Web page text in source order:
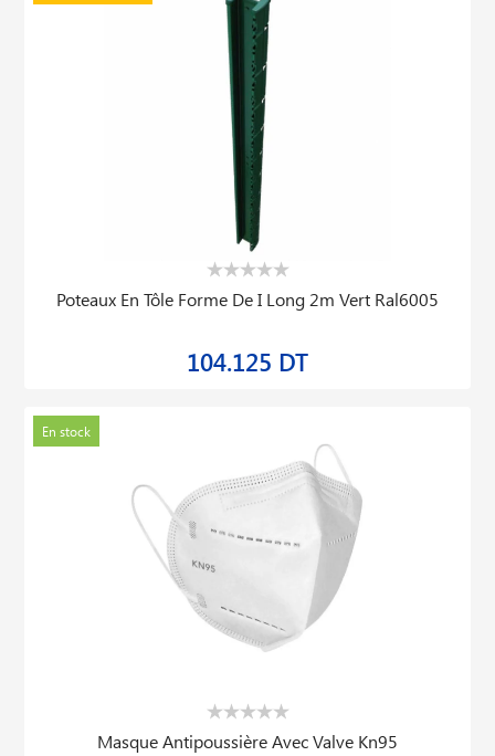
Lot De 10 Lampes Economique Spiral 8w E14
11.138 DT12.376 DT
En stock
Lot De 10 Lampes Economique Spiral 23w B22